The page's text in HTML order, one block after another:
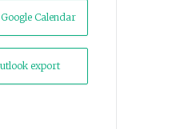
Calendar
export